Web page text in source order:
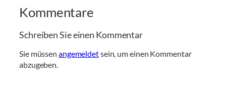
Kommentare
Schreiben Sie einen Kommentar
Sie müssen angemeldetsein, um einen Kommentar
abzugeben.